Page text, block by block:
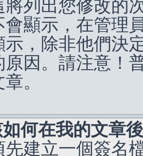
將列出您修改的
會顯示，在管理
示，除非他們決
原因。請注意！
。
何在我的文章
先建立一個簽名